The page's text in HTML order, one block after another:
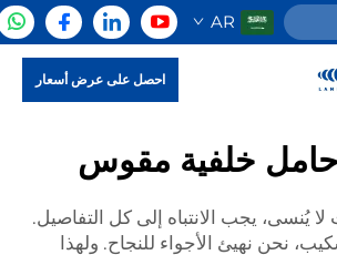
AR
احصل على عرض أسعار
خلفية مقوس
يُنسى، يجب الانتباه إلى كل التفاصيل.
نحن نهيئ الأجواء للنجاح. ولهذا